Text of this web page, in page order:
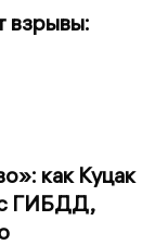
взрывы:
как Куцак
с ГИБДД,